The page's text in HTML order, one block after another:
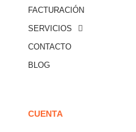
FACTURACIÓN
SERVICIOS
CONTACTO
BLOG
CUENTA